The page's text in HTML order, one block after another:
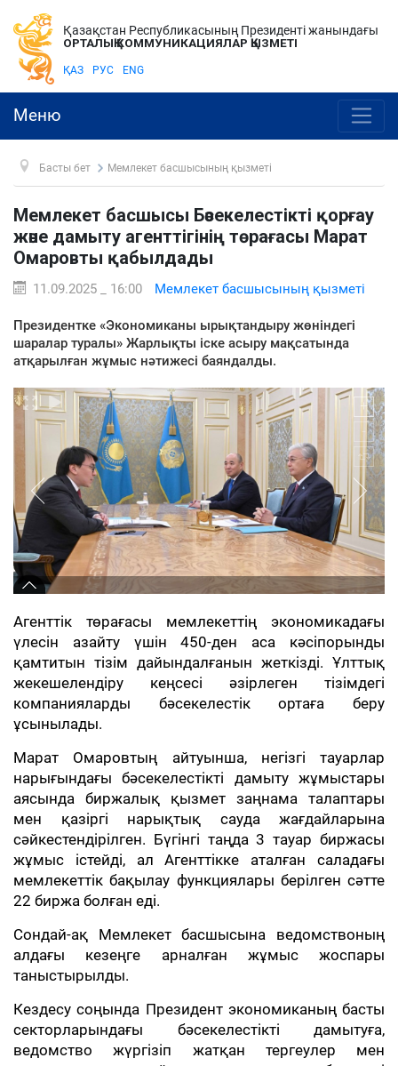
Қазақстан Республикасының Президенті жанындағы
ОРТАЛЫҚ КОММУНИКАЦИЯЛАР ҚЫЗМЕТІ
ҚАЗ РУС ENG
Меню
Басты бет Мемлекет басшысының қызметі
Мемлекет басшысы Бәсекелестікті қорғау
және дамыту агенттігінің төрағасы Марат
Омаровты қабылдады
11.09.2025 _ 16:00 Мемлекет басшысының қызметі
Президентке «Экономиканы ырықтандыру жөніндегі
шаралар туралы» Жарлықты іске асыру мақсатында
атқарылған жұмыс нәтижесі баяндалды.
Агенттік төрағасы мемлекеттің экономикадағы
үлесін азайту үшін 450-ден аса кәсіпорынды
қамтитын тізім дайындалғанын жеткізді. Ұлттық
жекешелендіру кеңсесі әзірлеген тізімдегі
компанияларды бәсекелестік ортаға беру
ұсынылады.
Марат Омаровтың айтуынша, негізгі тауарлар
нарығындағы бәсекелестікті дамыту жұмыстары
аясында биржалық қызмет заңнама талаптары
мен қазіргі нарықтық сауда жағдайларына
сәйкестендірілген. Бүгінгі таңда 3 тауар биржасы
жұмыс істейді, ал Агенттікке аталған саладағы
мемлекеттік бақылау функциялары берілген сәтте
22 биржа болған еді.
Сондай-ақ Мемлекет басшысына ведомствоның
алдағы кезеңге арналған жұмыс жоспары
таныстырылды.
Кездесу соңында Президент экономиканың басты
секторларындағы бәсекелестікті дамытуға,
ведомство жүргізіп жатқан тергеулер мен